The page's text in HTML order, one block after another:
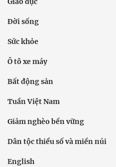
Đời sống
Sức khỏe
Ô tô xe máy
Bất động sản
Tuần Việt Nam
Giảm nghèo bền vững
Dân tộc thiểu số và miền núi
English